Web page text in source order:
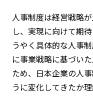
人事制度は経営戦略
し、実現に向けて期
うやく具体的な人事
に事業戦略に基づい
ため、日本企業の人
うに変化してきたか